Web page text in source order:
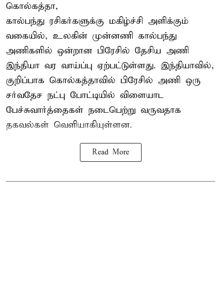
கொல்கத்தா,
கால்பந்து ரசிகர்களுக்கு மகிழ்ச்சி அளிக்கும்
வகையில், உலகின் முன்னணி கால்பந்து
அணிகளில் ஒன்றான பிரேசில் தேசிய அணி
இந்தியா வர வாய்ப்பு ஏற்பட்டுள்ளது. இந்தியாவில்,
குறிப்பாக கொல்கத்தாவில் பிரேசில் அணி ஒரு
சர்வதேச நட்பு போட்டியில் விளையாட
பேச்சுவார்த்தைகள் நடைபெற்று வருவதாக
தகவல்கள் வெளியாகியுள்ளன.
Read More